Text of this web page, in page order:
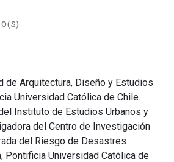
de Arquitectura, Diseño y Estudios
Universidad Católica de Chile.
Instituto de Estudios Urbanos y
del Centro de Investigación
del Riesgo de Desastres
Pontificia Universidad Católica de